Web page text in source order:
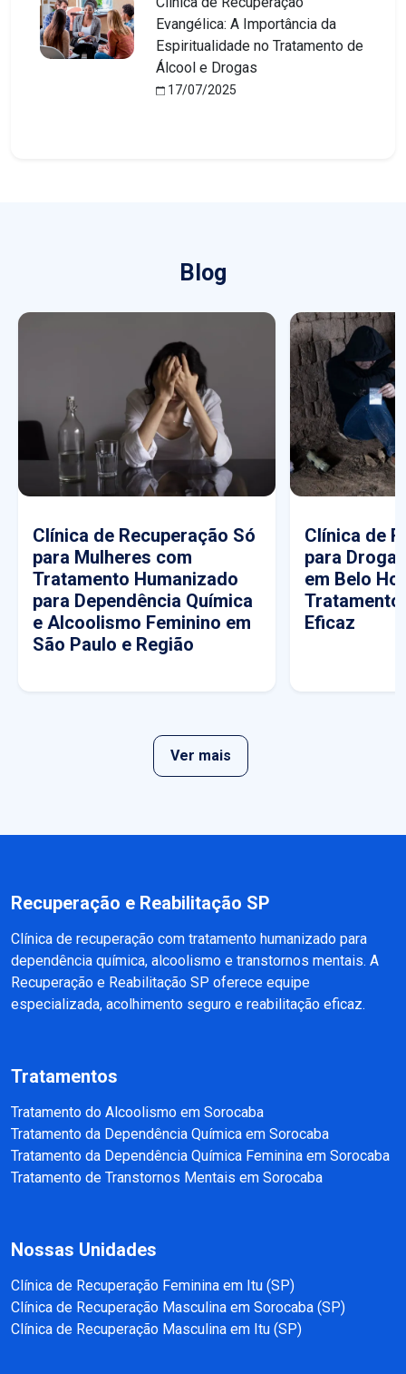
Evangélica: A Importância da
Espiritualidade no Tratamento de
Álcool e Drogas
17/07/2025
Blog
Clínica de Recuperação Só
para Mulheres com
Tratamento Humanizado
para Dependência Química
e Alcoolismo Feminino em
São Paulo e Região
Clínica de
para
em Belo
Tratamento
Eficaz
Ver mais
Recuperação e Reabilitação SP
Clínica de recuperação com tratamento humanizado para
dependência química, alcoolismo e transtornos mentais. A
Recuperação e Reabilitação SP oferece equipe
especializada, acolhimento seguro e reabilitação eficaz.
Tratamentos
Tratamento do Alcoolismo em Sorocaba
Tratamento da Dependência Química em Sorocaba
Tratamento da Dependência Química Feminina em Sorocaba
Tratamento de Transtornos Mentais em Sorocaba
Nossas Unidades
Clínica de Recuperação Feminina em Itu (SP)
Clínica de Recuperação Masculina em Sorocaba (SP)
Clínica de Recuperação Masculina em Itu (SP)